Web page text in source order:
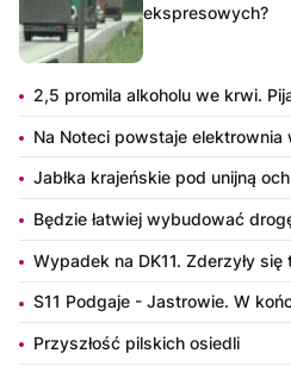
ekspresowych?
2,5 promila alkoholu we krwi.
Na Noteci powstaje elektrownia
Jabłka krajeńskie pod unijną
Będzie łatwiej wybudować
Wypadek na DK11. Zderzyły
S11 Podgaje - Jastrowie. W
Przyszłość pilskich osiedli